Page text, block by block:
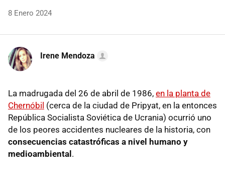
8 Enero 2024
Irene Mendoza
La madrugada del 26 de abril de 1986, en la planta de
Chernóbil (cerca de la ciudad de Pripyat, en la entonces
República Socialista Soviética de Ucrania) ocurrió uno
de los peores accidentes nucleares de la historia, con
consecuencias catastróficas a nivel humano y
medioambiental .